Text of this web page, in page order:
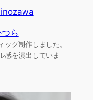
ら
グ制作しました。
感を演出していま